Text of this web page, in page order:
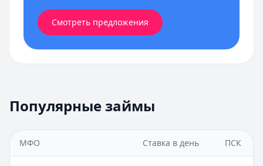
Смотреть предложения
Популярные займы
МФО Ставка в день ПСК